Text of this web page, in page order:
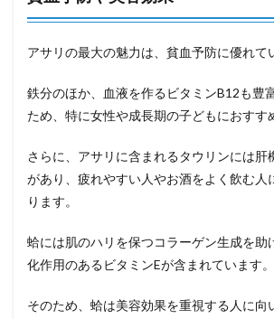
アサリの最大の魅力は、貧血予防に優れて
鉄分のほか、血液を作るビタミンB12も豊
ため、特に女性や成長期の子どもにおすす
さらに、アサリに含まれるタウリンには肝
があり、疲れやすい人やお酒をよく飲む人
ります。
蛤には肌のハリを保つコラーゲン生成を助
化作用のあるビタミンEが含まれています。
そのため、蛤は美容効果を重視する人に向